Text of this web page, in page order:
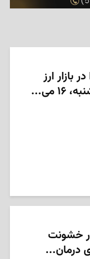
بازار ارز
می...
خشونت
درمان...